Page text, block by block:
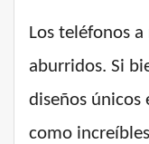
Los teléfonos
aburridos. Si
diseños únicos
como